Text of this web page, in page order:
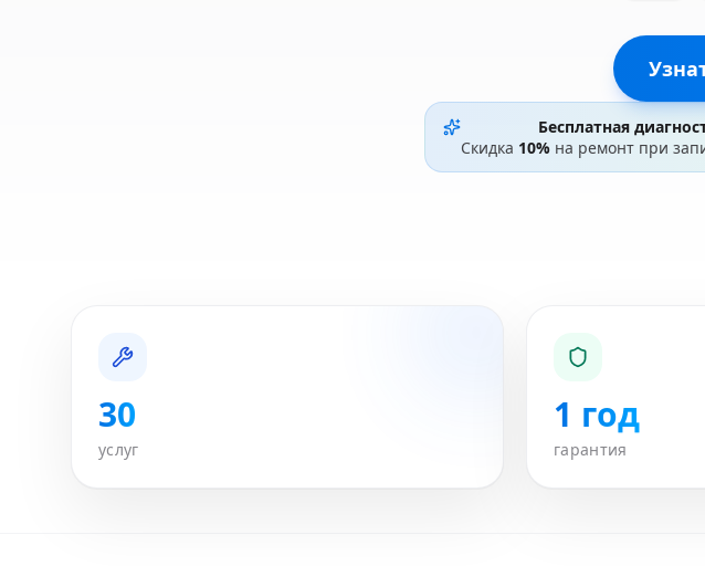
Бесплатная
Скидка 10% на ремонт при
30
услуг
1 год
гарантия